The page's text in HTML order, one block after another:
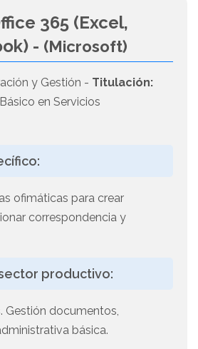
365 (Excel,
- (Microsoft)
y Gestión - Titulación:
en Servicios
ofimáticas para crear
correspondencia y
productivo:
Gestión documentos,
básica.